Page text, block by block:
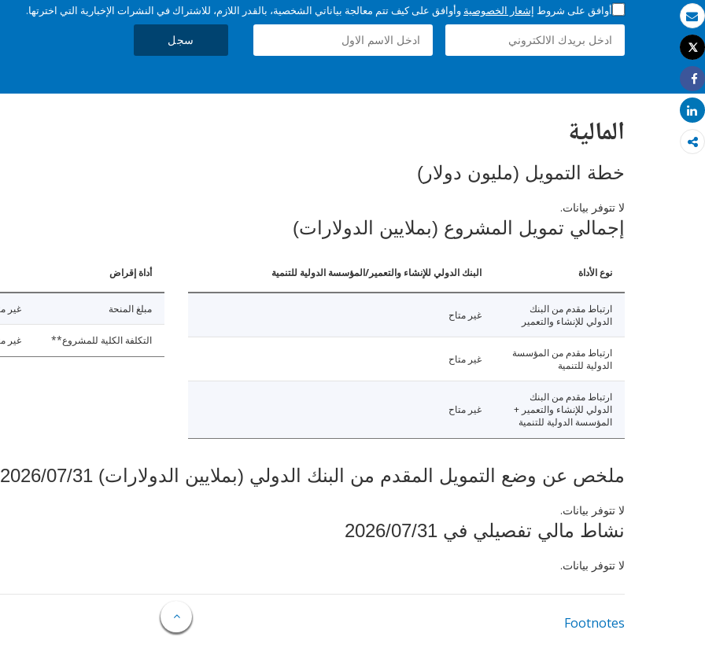
بريد الكتروني
طباعة
Tweet
Share
Share
أوافق على شروط إشعار الخصوصية وأوافق على كيف تتم معالجة بياناتي الشخصية، بالقدر اللازم، للاشتراك في النشرات الإخبارية التي اخترتها.
سجل
المالية
خطة التمويل (مليون دولار)
لا تتوفر بيانات.
إجمالي تمويل المشروع (بملايين الدولارات)
نوع الأداة البنك الدولي للإنشاء والتعمير/المؤسسة الدولية للتنمية
ارتباط مقدم من البنك
الدولي للإنشاء والتعمير
غير متاح
ارتباط مقدم من المؤسسة
الدولية للتنمية
غير متاح
ارتباط مقدم من البنك
الدولي للإنشاء والتعمير +
المؤسسة الدولية للتنمية
غير متاح
أداة إقراض
مبلغ المنحة غير
التكلفة الكلية للمشروع** غير
ملخص عن وضع التمويل المقدم من البنك الدولي (بملايين الدولارات) 2026/07/31
لا تتوفر بيانات.
نشاط مالي تفصيلي في 2026/07/31
لا تتوفر بيانات.
Footnotes